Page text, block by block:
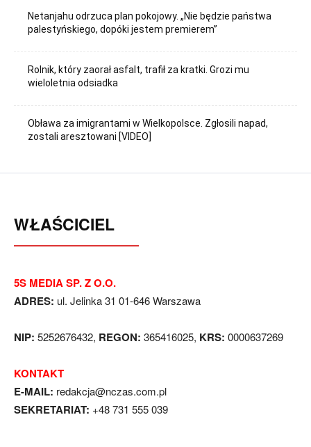
Netanjahu odrzuca plan pokojowy. „Nie będzie państwa
palestyńskiego, dopóki jestem premierem”
Rolnik, który zaorał asfalt, trafił za kratki. Grozi mu
wieloletnia odsiadka
Obława za imigrantami w Wielkopolsce. Zgłosili napad,
zostali aresztowani [VIDEO]
WŁAŚCICIEL
5S MEDIA SP. Z O.O.
ADRES: ul. Jelinka 31 01-646 Warszawa
NIP: 5252676432, REGON: 365416025, KRS: 0000637269
KONTAKT
E-MAIL: redakcja@nczas.com.pl
SEKRETARIAT: +48 731 555 039